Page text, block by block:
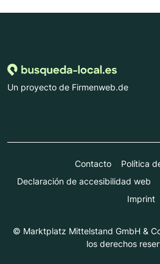
Un proyecto de Firmenweb.de
Contacto
Política
Declaración de accesibilidad web
Imprint
© Marktplatz Mittelstand GmbH &
los derechos